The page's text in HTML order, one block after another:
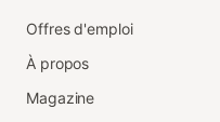
Offres d'emploi
À propos
Magazine